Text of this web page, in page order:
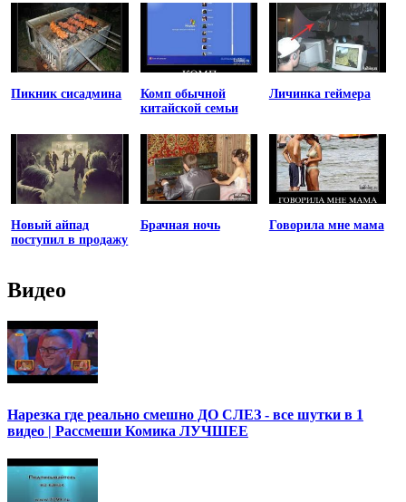
Пикник сисадмина
Комп обычной
китайской семьи
Личинка геймера
Новый айпад
поступил в продажу
Брачная ночь Говорила мне мама
Видео
Нарезка где реально смешно ДО СЛЕЗ - все шутки в 1
видео | Рассмеши Комика ЛУЧШЕЕ